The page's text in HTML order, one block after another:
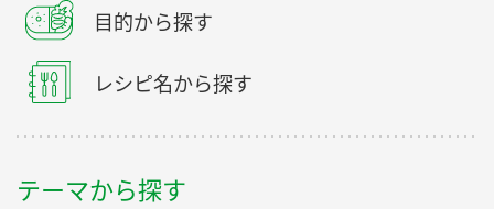
目的から探す
レシピ名から探す
テーマから探す